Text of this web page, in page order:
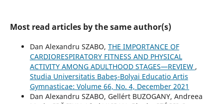
Most read articles by the same author(s)
Dan Alexandru SZABO, THE IMPORTANCE OF
CARDIORESPIRATORY FITNESS AND PHYSICAL
ACTIVITY AMONG ADULTHOOD STAGES—REVIEW ,
Studia Universitatis Babeş-Bolyai Educatio Artis
Gymnasticae: Volume 66, No. 4, December 2021
Dan Alexandru SZABO, Gellért BUZOGANY, Andreea